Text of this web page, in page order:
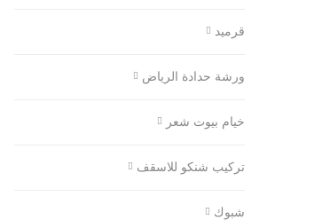
قرميد
ورشة حدادة الرياض
خيام بيوت شعر
تركيب شنكو للاسقف
شبوك